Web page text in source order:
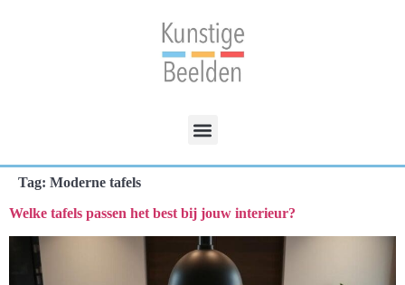
Tag: Moderne tafels
Welke tafels passen het best bij jouw interieur?